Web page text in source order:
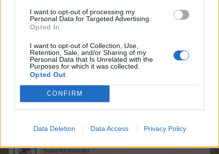
I want to opt-out of processing my
Personal Data for Targeted Advertising.
Opted In
I want to opt-out of Collection, Use,
Retention, Sale, and/or Sharing of my
Personal Data that Is Unrelated with the
Purposes for which it was collected.
Opted Out
CONFIRM
Data Deletion Data Access Privacy Policy
40 Спец. тор на Мими
+2 бр. реколта от пълнолунни дървета
, за 24 ч.
.TAINNA.харесва това.
Board Administrator